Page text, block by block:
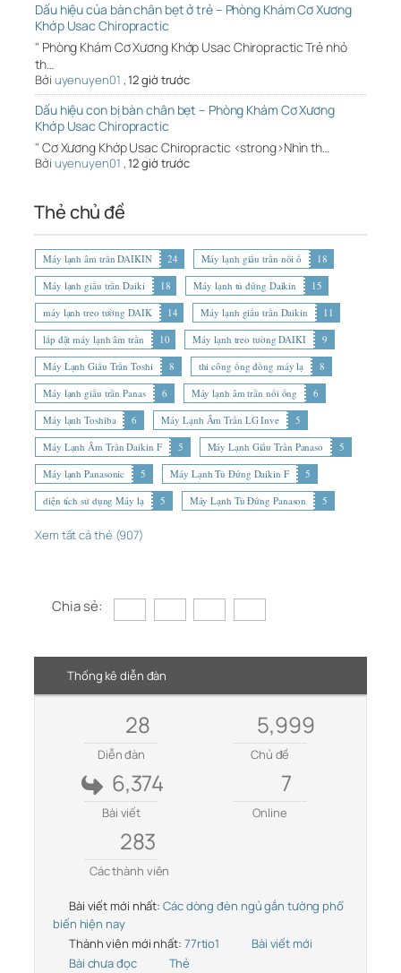
Dấu hiệu của bàn chân bẹt ở trẻ – Phòng Khám Cơ Xương
Khớp Usac Chiropractic
" Phòng Khám Cơ Xương Khớp Usac Chiropractic Trẻ nhỏ
th…
Bởi uyenuyen01 ,12 giờ trước
Dấu hiệu con bị bàn chân bẹt – Phòng Khám Cơ Xương
Khớp Usac Chiropractic
" Cơ Xương Khớp Usac Chiropractic <strong>Nhìn th…
Bởi uyenuyen01 ,12 giờ trước
Thẻ chủ đề
Máy lạnh âm trần DAIKIN 24 Máy lạnh giấu trần nối ố
18
Máy lạnh giấu trần Daiki
18 Máy lạnh tủ đứng Daikin
15
máy lạnh treo tường DAIK
14 Máy lạnh giấu trần Daikin
11
lắp đặt máy lạnh âm trần
10 Máy lạnh treo tường DAIKI
9
Máy Lạnh Giấu Trần Toshi
8 thi công ống đồng máy lạ
8
Máy lạnh giấu trần Panas
6 Máy lạnh âm trần nối ống
6
Máy lạnh Toshiba
6 Máy Lạnh Âm Trần LG Inve
5
Máy Lạnh Âm Trần Daikin F
5 Máy Lạnh Giấu Trần Panaso
5
Máy lạnh Panasonic
5 Máy Lạnh Tủ Đứng Daikin F
5
diện tích sử dụng Máy lạ
5 Máy Lạnh Tủ Đứng Panason 5
Xem tất cả thẻ (907)
Chia sẻ:
Thống kê diễn đàn
28
Diễn đàn
5,999
Chủ đề
6,374
Bài viết
7
Online
283
Các thành viên
Bài viết mới nhất: Các dòng đèn ngủ gắn tường phổ
biến hiện nay
Thành viên mới nhất: 77rtio1
Bài viết mới
Bài chưa đọc
Thẻ